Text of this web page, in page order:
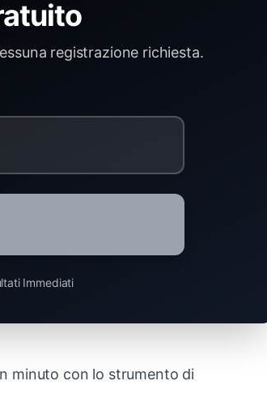
registrazione richiesta.
Immediati
minuto con lo strumento di